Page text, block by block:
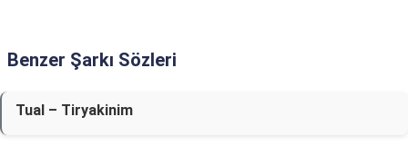
Benzer Şarkı Sözleri
Tual – Tiryakinim